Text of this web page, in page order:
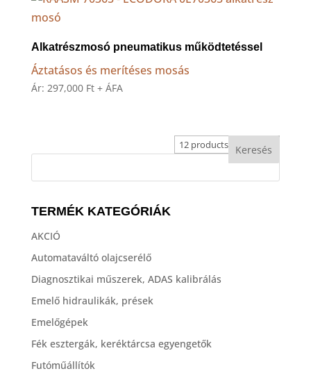
Alkatrészmosó pneumatikus működtetéssel
Áztatásos és merítéses mosás
Ár: 297,000 Ft + ÁFA
TERMÉK KATEGÓRIÁK
AKCIÓ
Automataváltó olajcserélő
Diagnosztikai műszerek, ADAS kalibrálás
Emelő hidraulikák, prések
Emelőgépek
Fék esztergák, keréktárcsa egyengetők
Futóműállítók